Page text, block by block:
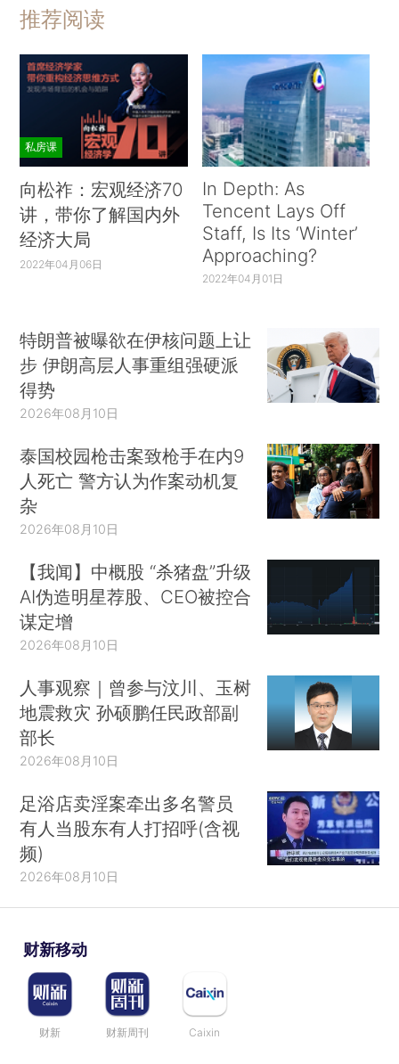
推荐阅读
私房课
向松祚：宏观经济70
讲，带你了解国内外
经济大局
2022年04月06日
In Depth: As
Tencent Lays Off
Staff, Is Its ‘Winter’
Approaching?
2022年04月01日
特朗普被曝欲在伊核问题上让
步 伊朗高层人事重组强硬派
得势
2026年08月10日
泰国校园枪击案致枪手在内9
人死亡 警方认为作案动机复
杂
2026年08月10日
【我闻】中概股 “杀猪盘”升级
AI伪造明星荐股、CEO被控合
谋定增
2026年08月10日
人事观察｜曾参与汶川、玉树
地震救灾 孙硕鹏任民政部副
部长
2026年08月10日
足浴店卖淫案牵出多名警员
有人当股东有人打招呼(含视
频)
2026年08月10日
财新移动
财新 财新周刊 Caixin